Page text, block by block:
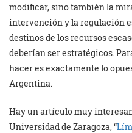
modificar, sino también la
intervención y la regulación
destinos de los recursos
deberían ser estratégicos.
hacer es exactamente lo
Argentina.
Hay un artículo muy
Universidad de Zaragoza, “